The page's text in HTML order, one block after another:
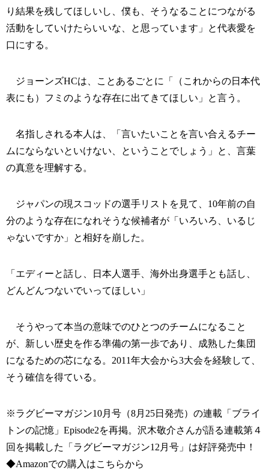
り結果を残してほしいし、僕も、そうなることにつながる
活動をしていけたらいいな、と思っています」と代表愛を
口にする。
ジョーンズHCは、ことあるごとに「（これからの日本代
表にも）フミのような存在に出てきてほしい」と言う。
名指しされる本人は、「言いたいことを言い合えるチー
ムにならないといけない、ということでしょう」と、言葉
の真意を理解する。
ジャパンの現スコッドの選手リストを見て、10年前の自
分のような存在になれそうな候補者が「いろいろ、いるじ
ゃないですか」と相好を崩した。
「エディーと話し、日本人選手、海外出身選手とも話し、
どんどんつないでいってほしい」
そうやって本当の意味でのひとつのチームになること
が、新しい歴史を作る準備の第一歩であり、成熟した集団
になるための芯になる。2011年大会から3大会を経験して、
そう確信を得ている。
※ラグビーマガジン10月号（8月25日発売）の連載「ブライ
トンの記憶」Episode2を再掲。沢木敬介さんが語る連載第４
回を掲載した「ラグビーマガジン12月号」は好評発売中！
◆Amazonでの購入はこちらから